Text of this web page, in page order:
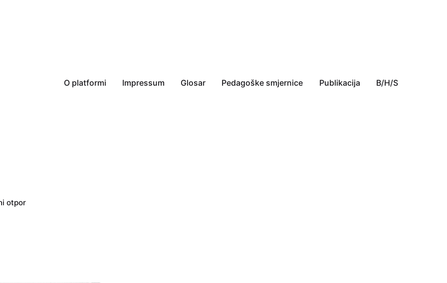
O platformi Impressum Glosar Pedagoške smjernice Publikacija B/H/S
otpor